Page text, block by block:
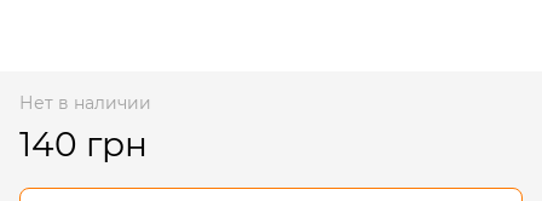
Нет в наличии
140 грн